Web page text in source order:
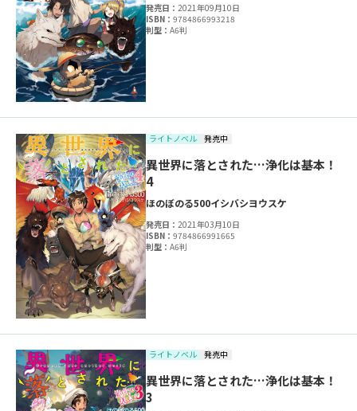
発売日：2021年09月10日
ISBN：9784866993218
判型：A6判
ライトノベル 発売中
異世界に落とされた…浄化は基本！
4
ほのぼのる500イシバシヨウスケ
発売日：2021年03月10日
ISBN：9784866991665
判型：A6判
ライトノベル 発売中
異世界に落とされた…浄化は基本！
3